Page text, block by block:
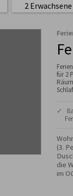
2 Erwachsene
für 2
✓
(3.
die
im